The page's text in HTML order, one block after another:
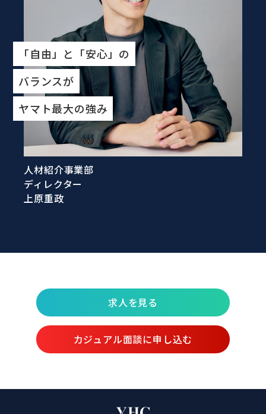
「自由」と「安心」の
バランスが
ヤマト最大の強み
人材紹介事業部
ディレクター
上原重政
求人を見る
カジュアル面談に申し込む